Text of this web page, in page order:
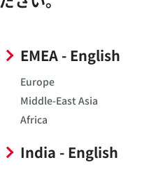
EMEA - English
Europe
Middle-East Asia
Africa
India - English